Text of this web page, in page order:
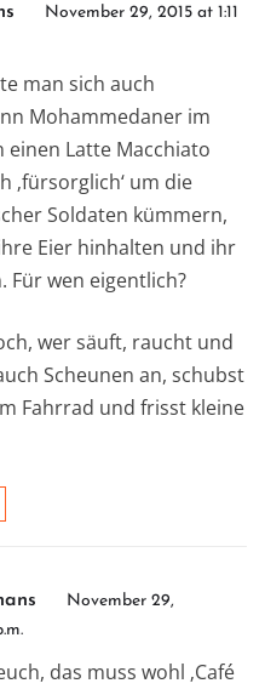
November 29, 2015 at 1:11
man sich auch
Mohammedaner im
einen Latte Macchiato
‚fürsorglich‘ um die
Soldaten kümmern,
Eier hinhalten und ihr
Für wen eigentlich?
wer säuft, raucht und
Scheunen an, schubst
Fahrrad und frisst kleine
November 29,
das muss wohl ‚Café